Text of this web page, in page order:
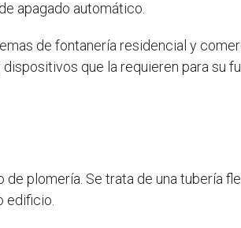
apagado automático.
de fontanería residencial y
que la requieren para su
plomería. Se trata de una tubería
edificio.